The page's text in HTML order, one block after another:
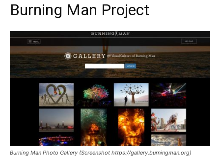
Burning Man Project
Burning Man Photo Gallery (Screenshot https://gallery.burningman.org)